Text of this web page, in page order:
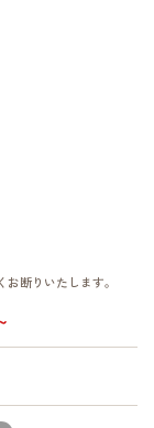
断りいたします。